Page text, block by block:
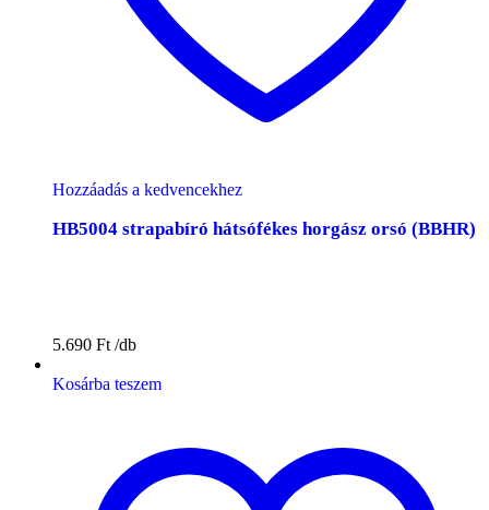
Hozzáadás a kedvencekhez
HB5004 strapabíró hátsófékes horgász orsó (BBHR)
5.690 Ft
Kosárba teszem